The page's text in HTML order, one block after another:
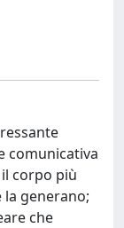
comunicativa
corpo più
la generano;
che